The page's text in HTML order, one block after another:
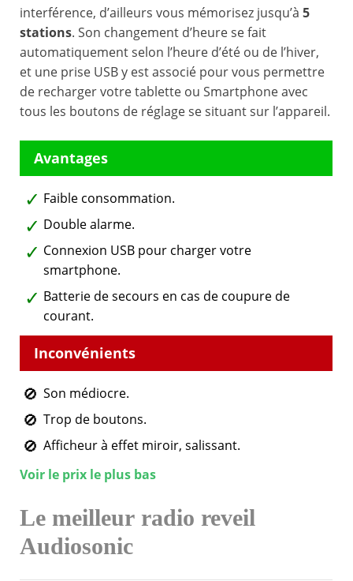
interférence, d’ailleurs vous mémorisez jusqu’à 5
stations. Son changement d’heure se fait
automatiquement selon l’heure d’été ou de l’hiver,
et une prise USB y est associé pour vous permettre
de recharger votre tablette ou Smartphone avec
tous les boutons de réglage se situant sur l’appareil.
Faible consommation.
Double alarme.
Connexion USB pour charger votre
smartphone.
Batterie de secours en cas de coupure de
courant.
Son médiocre.
Trop de boutons.
Afficheur à effet miroir, salissant.
Voir le prix le plus bas
Le meilleur radio reveil
Audiosonic